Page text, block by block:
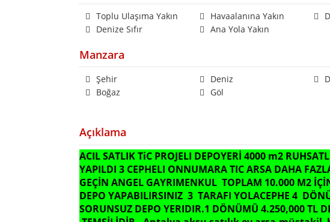
Toplu Ulaşıma Yakın Havaalanına Yakın
Denize Sıfır
Ana Yola Yakın
Manzara
Şehir Deniz
Boğaz
Göl
Açıklama
ACIL SATLIK TiC PROJELI DEPOYERİ 4000 m2
YAPILDI 3 CEPHELI ONNUMARA TIC ARSA DAHA
GEÇİN ANGEL GAYRIMENKUL TOPLAM 10.000 M2
DEPO YAPABILIRSINIZ 3 TARAFI YOLACEPHE 4
SORUNSUZ DEPO YERIDIR.1 DÖNÜMÜ 4.250,000 TL